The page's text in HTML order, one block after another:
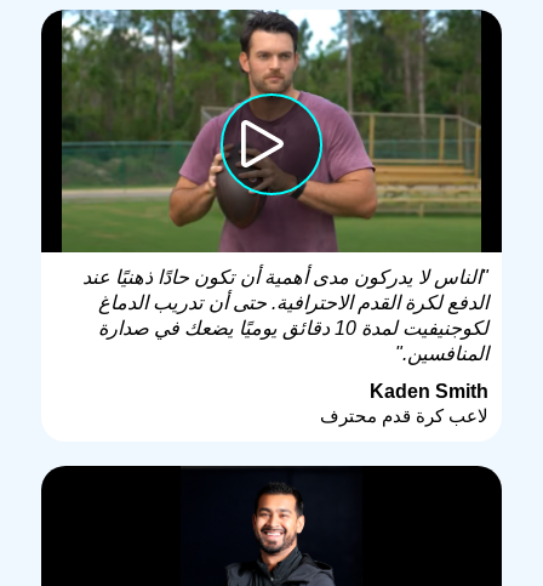
"الناس لا يدركون مدى أهمية أن تكون حادًا ذهنيًا عند
الدفع لكرة القدم الاحترافية. حتى أن تدريب الدماغ
لكوجنيفيت لمدة 10 دقائق يوميًا يضعك في صدارة
المنافسين."
Kaden Smith
لاعب كرة قدم محترف